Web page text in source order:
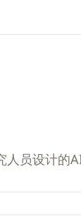
人员设计的